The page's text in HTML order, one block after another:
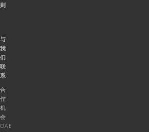
则
与
我
们
联
系
合
作
机
会
OAE